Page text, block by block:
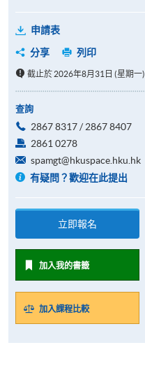
申請表
分享
列印
截止於 2026年8月31日 (星期一)
查詢
2867 8317 / 2867 8407
2861 0278
spamgt@hkuspace.hku.hk
有疑問？歡迎在此提出
立即報名
加入我的書籤
加入課程比較